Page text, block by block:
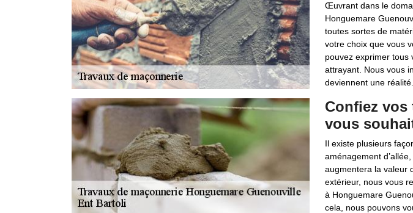
Œuvrant dans le
Honguemare
toutes sortes de
votre choix que vous
pouvez exprimer tous
attrayant. Nous vous
deviennent une réalité.
Confiez vos
vous
Il existe plusieurs
aménagement
augmentera la valeur
extérieur, nous vous
à Honguemare
cela, nous pouvons